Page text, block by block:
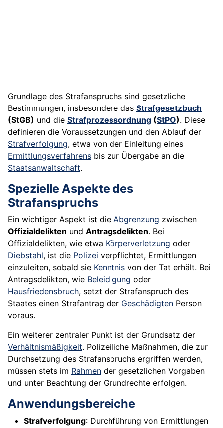
Grundlage des Strafanspruchs sind gesetzliche
Bestimmungen, insbesondere das Strafgesetzbuch
(StGB) und die Strafprozessordnung (StPO). Diese
definieren die Voraussetzungen und den Ablauf der
Strafverfolgung, etwa von der Einleitung eines
Ermittlungsverfahrens bis zur Übergabe an die
Staatsanwaltschaft.
Spezielle Aspekte des
Strafanspruchs
Ein wichtiger Aspekt ist die Abgrenzung zwischen
Offizialdelikten und Antragsdelikten. Bei
Offizialdelikten, wie etwa Körperverletzung oder
Diebstahl, ist die Polizei verpflichtet, Ermittlungen
einzuleiten, sobald sie Kenntnis von der Tat erhält. Bei
Antragsdelikten, wie Beleidigung oder
Hausfriedensbruch, setzt der Strafanspruch des
Staates einen Strafantrag der Geschädigten Person
voraus.
Ein weiterer zentraler Punkt ist der Grundsatz der
Verhältnismäßigkeit. Polizeiliche Maßnahmen, die zur
Durchsetzung des Strafanspruchs ergriffen werden,
müssen stets im Rahmen der gesetzlichen Vorgaben
und unter Beachtung der Grundrechte erfolgen.
Anwendungsbereiche
Strafverfolgung: Durchführung von Ermittlungen